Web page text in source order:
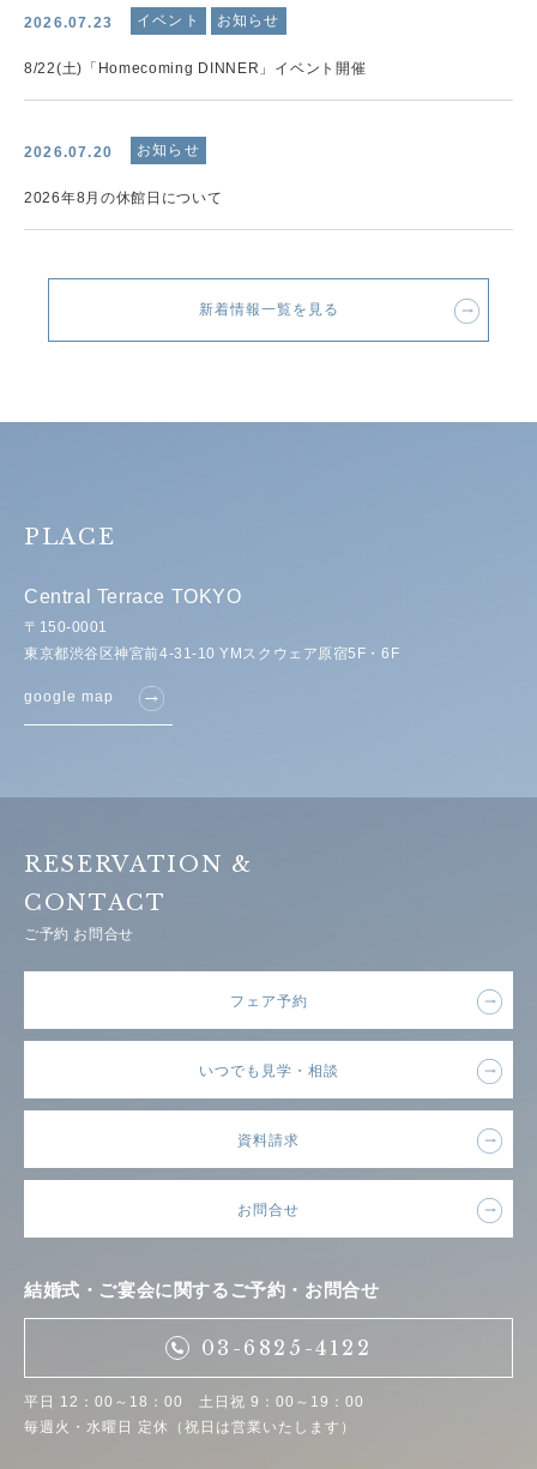
2026.07.23 イベント お知らせ
8/22(土)「Homecoming DINNER」イベント開催
2026.07.20 お知らせ
2026年8月の休館日について
新着情報一覧を見る
PLACE
Central Terrace TOKYO
〒150-0001
東京都渋谷区神宮前4-31-10 YMスクウェア原宿5F・6F
google map
RESERVATION &
CONTACT
ご予約 お問合せ
フェア予約
いつでも見学・相談
資料請求
お問合せ
結婚式・ご宴会に関するご予約・お問合せ
03-6825-4122
平日 12：00～18：00 土日祝 9：00～19：00
毎週火・水曜日 定休（祝日は営業いたします）